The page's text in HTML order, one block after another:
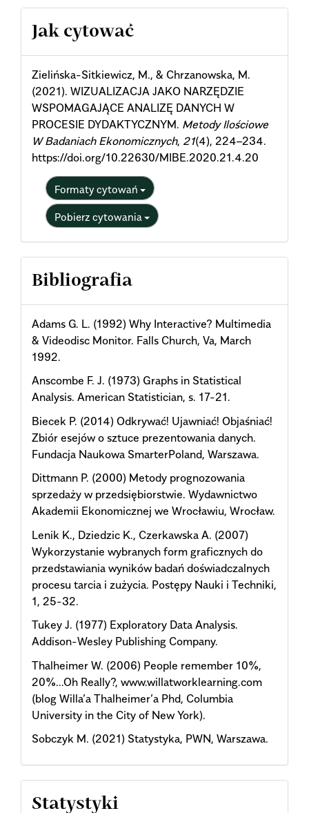
Article
Details
Jak cytować
Zielińska-Sitkiewicz, M., & Chrzanowska, M.
(2021). WIZUALIZACJA JAKO NARZĘDZIE
WSPOMAGAJĄCE ANALIZĘ DANYCH W
PROCESIE DYDAKTYCZNYM. Metody Ilościowe
W Badaniach Ekonomicznych, 21(4), 224–234.
https://doi.org/10.22630/MIBE.2020.21.4.20
Formaty cytowań
Pobierz cytowania
Bibliografia
Adams G. L. (1992) Why Interactive? Multimedia
& Videodisc Monitor. Falls Church, Va, March
1992.
Anscombe F. J. (1973) Graphs in Statistical
Analysis. American Statistician, s. 17-21.
Biecek P. (2014) Odkrywać! Ujawniać! Objaśniać!
Zbiór esejów o sztuce prezentowania danych.
Fundacja Naukowa SmarterPoland, Warszawa.
Dittmann P. (2000) Metody prognozowania
sprzedaży w przedsiębiorstwie. Wydawnictwo
Akademii Ekonomicznej we Wrocławiu, Wrocław.
Lenik K., Dziedzic K., Czerkawska A. (2007)
Wykorzystanie wybranych form graficznych do
przedstawiania wyników badań doświadczalnych
procesu tarcia i zużycia. Postępy Nauki i Techniki,
1, 25-32.
Tukey J. (1977) Exploratory Data Analysis.
Addison-Wesley Publishing Company.
Thalheimer W. (2006) People remember 10%,
20%...Oh Really?, www.willatworklearning.com
(blog Willa’a Thalheimer’a Phd, Columbia
University in the City of New York).
Sobczyk M. (2021) Statystyka, PWN, Warszawa.
Statystyki